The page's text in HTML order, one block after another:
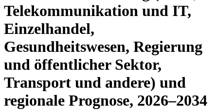
Telekommunikation und IT,
Einzelhandel,
Gesundheitswesen, Regierung
und öffentlicher Sektor,
Transport und andere) und
regionale Prognose, 2026–2034